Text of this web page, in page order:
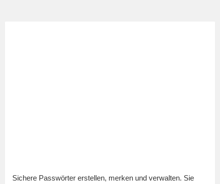
Sichere Passwörter erstellen, merken und verwalten. Sie